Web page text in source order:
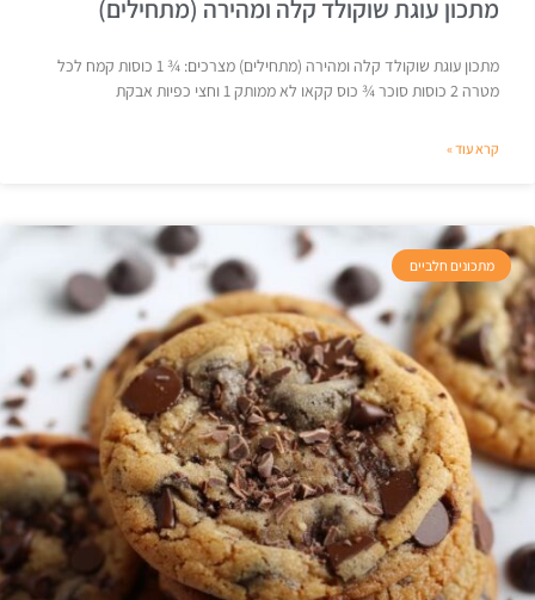
מתכון עוגת שוקולד קלה ומהירה (מתחילים)
מתכון עוגת שוקולד קלה ומהירה (מתחילים) מצרכים: ¾ 1 כוסות קמח לכל
מטרה 2 כוסות סוכר ¾ כוס קקאו לא ממותק 1 וחצי כפיות אבקת
קרא עוד »
מתכונים חלביים